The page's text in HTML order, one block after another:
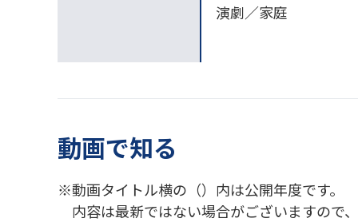
演劇／家庭
動画で知る
動画タイトル横の（）内は公開年度です。
内容は最新ではない場合がございますので